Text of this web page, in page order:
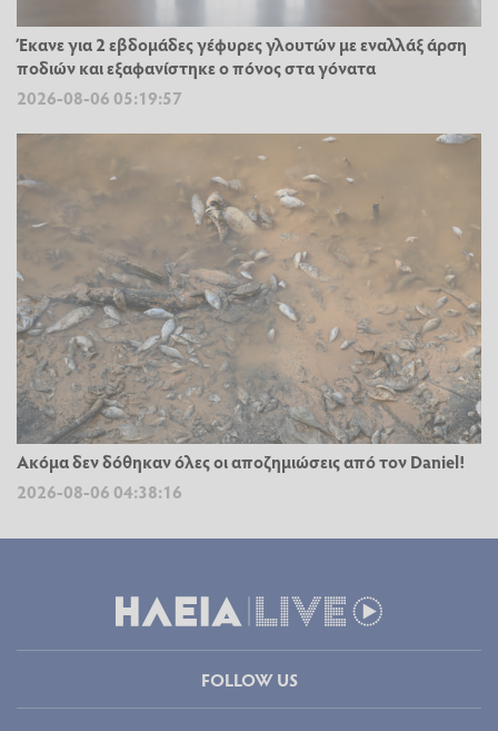
Έκανε για 2 εβδομάδες γέφυρες γλουτών με εναλλάξ άρση
ποδιών και εξαφανίστηκε ο πόνος στα γόνατα
2026-08-06 05:19:57
Ακόμα δεν δόθηκαν όλες οι αποζημιώσεις από τον Daniel!
2026-08-06 04:38:16
FOLLOW US